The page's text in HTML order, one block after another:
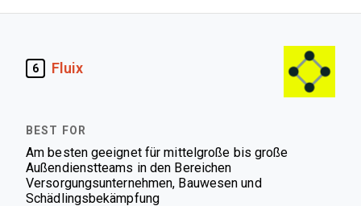
6 Fluix
Am besten geeignet für mittelgroße bis große
Außendienstteams in den Bereichen
Versorgungsunternehmen, Bauwesen und
Schädlingsbekämpfung